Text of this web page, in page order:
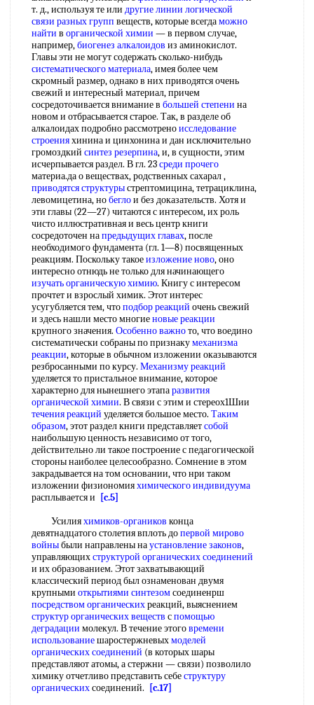
т. д., используя те или другие линии логической
связи разных групп веществ, которые всегдаможно
найти в органической химии — в первом случае,
например,биогенез алкалоидов из аминокислот.
Главы эти не могут содержать сколько-нибудь
систематического материала, имея более чем
скромный размер, однако в них приводятся очень
свежий и интересный материал, причем
сосредоточивается внимание в большей степени на
новом и отбрасывается старое. Так, в разделе об
алкалоидах подробно рассмотреноисследование
строенияхинина и цинхонина и дан исключительно
громоздкий синтез резерпина, и, в сущности, этим
исчерпывается раздел. В гл. 23среди прочего
материа.да о веществах, родственных сахарал ,
приводятся структурыстрептомицина, тетрациклина,
левомицетина, нобеглои без доказательств. Хотя и
эти главы (22—27) читаются с интересом, их роль
чисто иллюстративная и весь центр книги
сосредоточен напредыдущих главах, после
необходимого фундамента (гл. 1—8) посвященных
реакциям. Поскольку такоеизложение ново, оно
интересно отнюдь не только для начинающего
изучать органическую химию. Книгу с интересом
прочтет и взрослый химик. Этот интерес
усугубляется тем, чтоподбор реакций очень свежий
и здесь нашли место многиеновые реакции
крупного значения. Особенно важното, что воедино
систематически собраны по признакумеханизма
реакции, которые в обычном изложении оказываются
резбросанными по курсу. Механизму реакций
уделяется то пристальное внимание, которое
характерно для нынешнего этапаразвития
органической химии. В связи с этим и стереох1Шии
течения реакций уделяется большое место. Таким
образом, этот раздел книги представляетсобой
наибольшую ценность независимо от того,
действительно ли такое построение с педагогической
стороны наиболее целесообразно. Сомнение в этом
закрадывается на том основании, что нри таком
изложении физиономияхимического индивидуума
расплывается и
[c.5]
Усилияхимиков-органиков конца
девятнадцатого столетия вплоть допервой мирово
войныбыли направлены наустановление законов,
управляющихструктурой органических соединений
и их образованием. Этот захватывающий
классический период был ознаменован двумя
крупными открытиями синтезомсоединенрш
посредством органическихреакций, выяснением
структур органических веществ спомощью
деградации молекул. В течение этоговремени
использованиешаростержневыхмоделей
органических соединений (в которых шары
представляют атомы, а стержни — связи) позволило
химику отчетливо представить себеструктуру
органическихсоединений.
[c.17]